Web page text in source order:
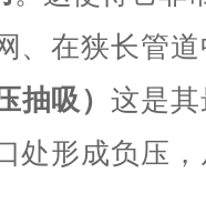
、在狭长管
抽吸）这是
处形成负压